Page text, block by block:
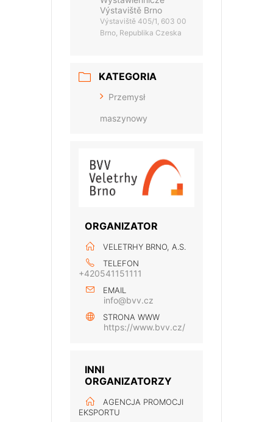
Výstaviště Brno
Výstaviště 405/1, 603 00
Brno, Republika Czeska
KATEGORIA
Przemysł
maszynowy
ORGANIZATOR
VELETRHY BRNO, A.S.
TELEFON
+420541151111
EMAIL
info@bvv.cz
STRONA WWW
https://www.bvv.cz/
INNI
ORGANIZATORZY
AGENCJA PROMOCJI
EKSPORTU